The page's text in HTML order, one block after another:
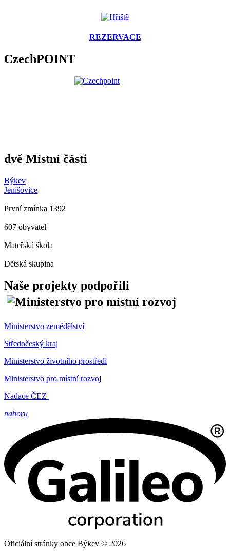
REZERVACE
CzechPOINT
dvě Místní části
Býkev
Jenišovice
První zmínka 1392
607 obyvatel
Mateřská škola
Dětská skupina
Naše projekty podpořili
Ministerstvo zemědělství
Středočeský kraj
Ministerstvo životního prostředí
Ministerstvo pro místní rozvoj
Nadace ČEZ
nahoru
Oficiální stránky obce Býkev © 2026